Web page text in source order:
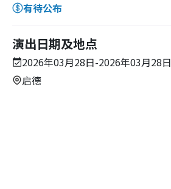
有待公布
演出日期及地点
2026年03月28日-2026年03月28日
启德